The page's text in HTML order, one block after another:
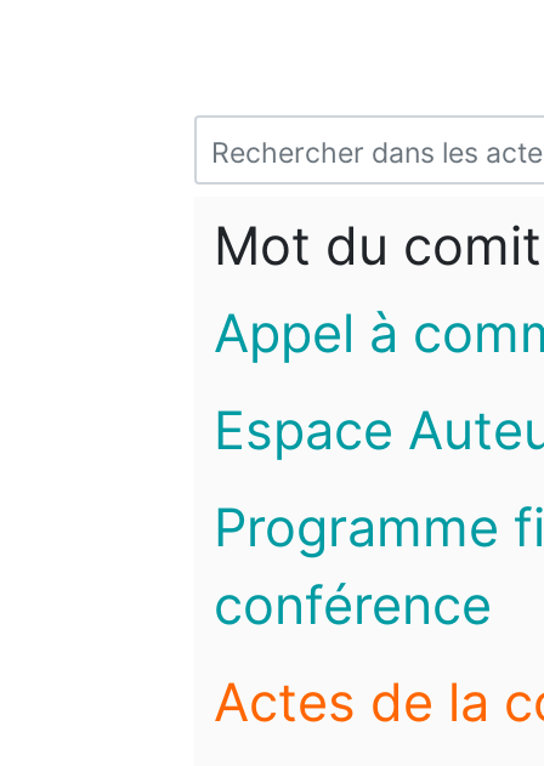
Mot du
Appel à
Espace
Programme
conférence
Actes de la